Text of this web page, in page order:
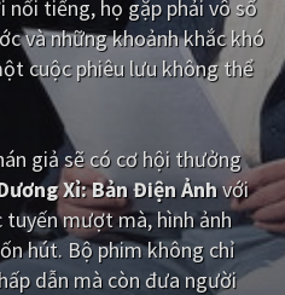
Thể thao
Kỳ ảo
Gia đình
Lịch sử
Tiểu sử
DramaTV
nổi tiếng, họ gặp phải vô số
và những khoảnh khắc khó
cuộc phiêu lưu không thể
giả sẽ có cơ hội thưởng
Xỉ: Bản Điện Ảnhvới
mượt mà, hình ảnh
hút. Bộ phim không chỉ
dẫn mà còn đưa người